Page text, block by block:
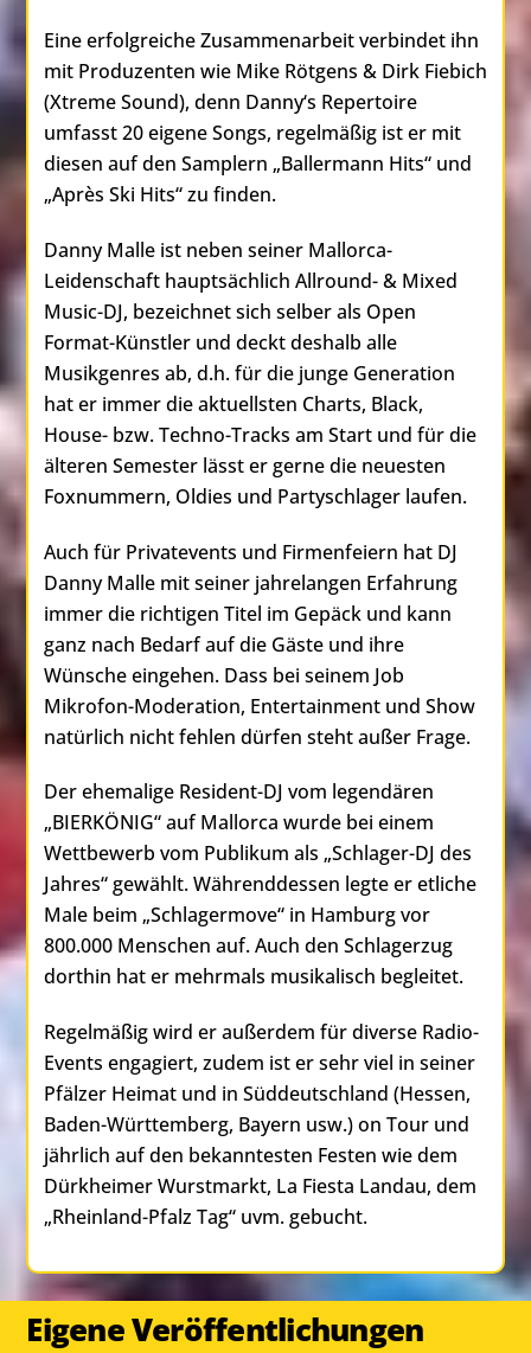
Eine erfolgreiche Zusammenarbeit verbindet ihn
mit Produzenten wie Mike Rötgens & Dirk Fiebich
(Xtreme Sound), denn Danny‘s Repertoire
umfasst 20 eigene Songs, regelmäßig ist er mit
diesen auf den Samplern „Ballermann Hits“ und
„Après Ski Hits“ zu finden.
Danny Malle ist neben seiner Mallorca-
Leidenschaft hauptsächlich Allround- & Mixed
Music-DJ, bezeichnet sich selber als Open
Format-Künstler und deckt deshalb alle
Musikgenres ab, d.h. für die junge Generation
hat er immer die aktuellsten Charts, Black,
House- bzw. Techno-Tracks am Start und für die
älteren Semester lässt er gerne die neuesten
Foxnummern, Oldies und Partyschlager laufen.
Auch für Privatevents und Firmenfeiern hat DJ
Danny Malle mit seiner jahrelangen Erfahrung
immer die richtigen Titel im Gepäck und kann
ganz nach Bedarf auf die Gäste und ihre
Wünsche eingehen. Dass bei seinem Job
Mikrofon-Moderation, Entertainment und Show
natürlich nicht fehlen dürfen steht außer Frage.
Der ehemalige Resident-DJ vom legendären
„BIERKÖNIG“ auf Mallorca wurde bei einem
Wettbewerb vom Publikum als „Schlager-DJ des
Jahres“ gewählt. Währenddessen legte er etliche
Male beim „Schlagermove“ in Hamburg vor
800.000 Menschen auf. Auch den Schlagerzug
dorthin hat er mehrmals musikalisch begleitet.
Regelmäßig wird er außerdem für diverse Radio-
Events engagiert, zudem ist er sehr viel in seiner
Pfälzer Heimat und in Süddeutschland (Hessen,
Baden-Württemberg, Bayern usw.) on Tour und
jährlich auf den bekanntesten Festen wie dem
Dürkheimer Wurstmarkt, La Fiesta Landau, dem
„Rheinland-Pfalz Tag“ uvm. gebucht.
Eigene Veröffentlichungen